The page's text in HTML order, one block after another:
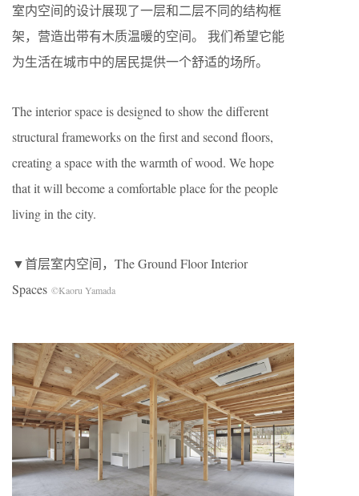
室内空间的设计展现了一层和二层不同的结构框
架，营造出带有木质温暖的空间。 我们希望它能
为生活在城市中的居民提供一个舒适的场所。
The interior space is designed to show the different
structural frameworks on the first and second floors,
creating a space with the warmth of wood. We hope
that it will become a comfortable place for the people
living in the city.
▼首层室内空间，The Ground Floor Interior
Spaces ©Kaoru Yamada